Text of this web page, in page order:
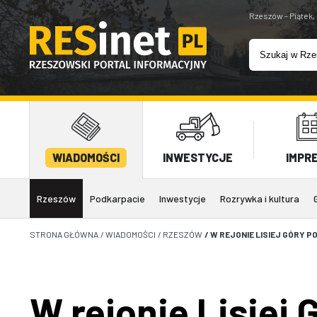
Rzeszów -
WIADOMOŚCI INWESTYCJE
Rzeszów Podkarpacie Inwestycje Rozrywka i kultura
STRONA GŁÓWNA / WIADOMOŚCI / RZESZÓW / W REJONIE LISIEJ GÓRY